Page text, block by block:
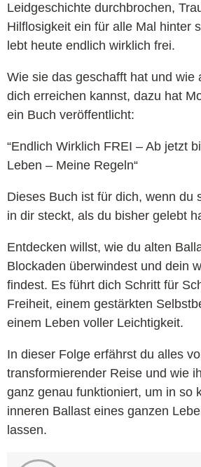
Leidgeschichte durchbrochen,
Hilflosigkeit ein für alle Mal hinter
lebt heute endlich wirklich frei.
Wie sie das geschafft hat und wie
dich erreichen kannst, dazu hat
ein Buch veröffentlicht:
“Endlich Wirklich FREI – Ab jetzt
Leben – Meine Regeln“
Dieses Buch ist für dich, wenn du
in dir steckt, als du bisher gelebt
Entdecken willst, wie du alten
Blockaden überwindest und dein
findest. Es führt dich Schritt für
Freiheit, einem gestärkten
einem Leben voller Leichtigkeit.
In dieser Folge erfährst du alles
transformierender Reise und wie
ganz genau funktioniert, um in so
inneren Ballast eines ganzen
lassen.